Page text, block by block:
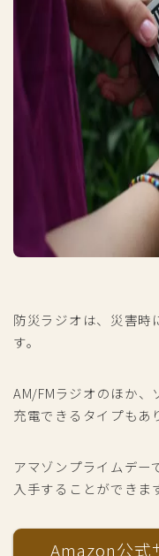
防災ラジオは、災害時
す。
AM/FMラジオのほか
充電できるタイプもあ
アマゾンプライムデー
入手することができま
Amazon公式